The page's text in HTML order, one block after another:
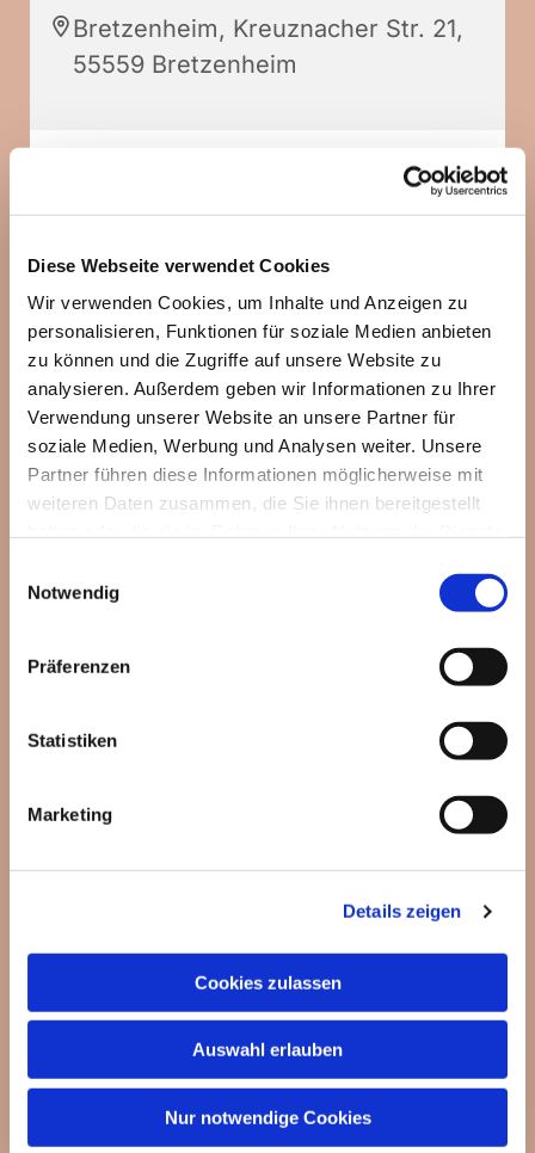
Diese Webseite verwendet Cookies
Wir verwenden Cookies, um Inhalte und Anzeigen zu
personalisieren, Funktionen für soziale Medien anbieten
zu können und die Zugriffe auf unsere Website zu
analysieren. Außerdem geben wir Informationen zu Ihrer
Verwendung unserer Website an unsere Partner für
soziale Medien, Werbung und Analysen weiter. Unsere
Partner führen diese Informationen möglicherweise mit
weiteren Daten zusammen, die Sie ihnen bereitgestellt
Notwendig
Präferenzen
Statistiken
Marketing
Details zeigen
Cookies zulassen
Auswahl erlauben
Nur notwendige Cookies
Bretzenheim, Kreuznacher Str. 21,
55559 Bretzenheim
Dies könnte Sie auch